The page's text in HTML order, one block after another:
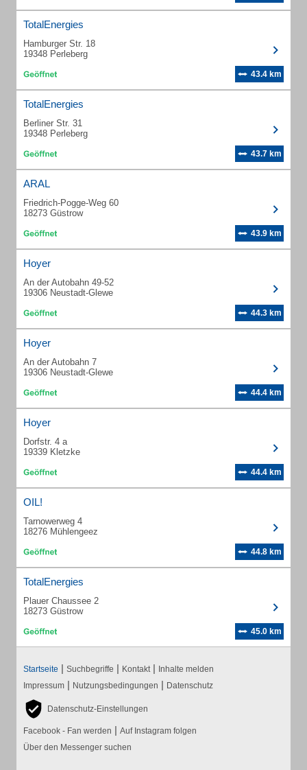
TotalEnergies
Hamburger Str. 18
19348 Perleberg
43.4 km
TotalEnergies
Berliner Str. 31
19348 Perleberg
43.7 km
ARAL
Friedrich-Pogge-Weg 60
18273 Güstrow
43.9 km
Hoyer
An der Autobahn 49-52
19306 Neustadt-Glewe
44.3 km
Hoyer
An der Autobahn 7
19306 Neustadt-Glewe
44.4 km
Hoyer
Dorfstr. 4 a
19339 Kletzke
44.4 km
OIL!
Tarnowerweg 4
18276 Mühlengeez
44.8 km
TotalEnergies
Plauer Chaussee 2
18273 Güstrow
45.0 km
Startseite | Suchbegriffe | Kontakt | Inhalte melden
Impressum | Nutzungsbedingungen | Datenschutz
Datenschutz-Einstellungen
Facebook - Fan werden | Auf Instagram folgen
Über den Messenger suchen